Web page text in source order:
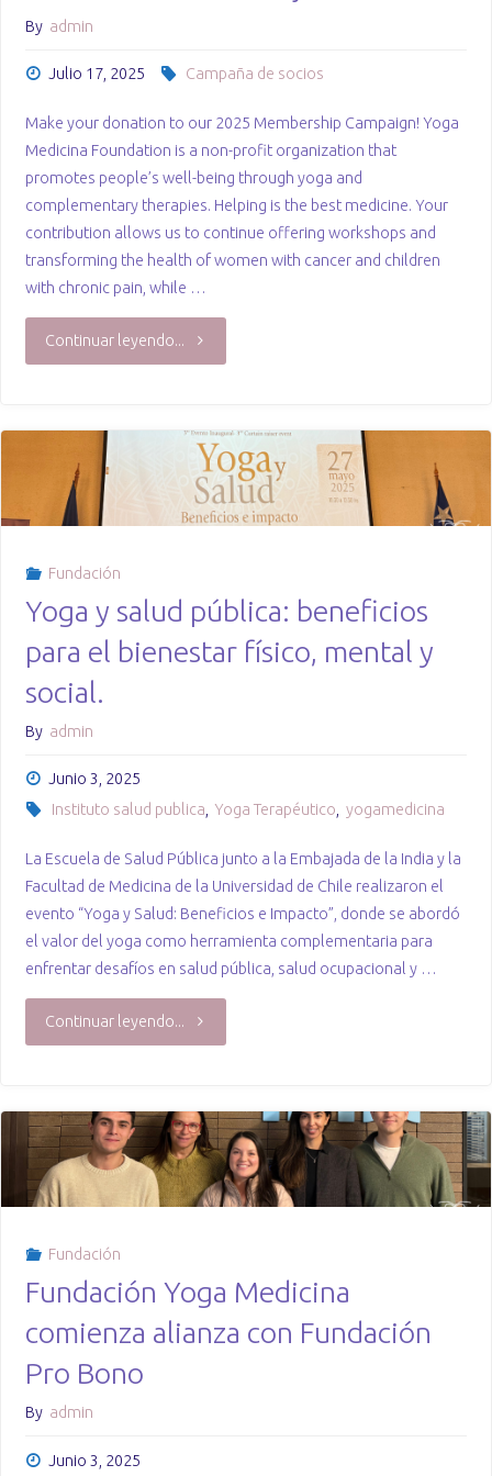
By admin
Julio 17, 2025 Campaña de socios
Make your donation to our 2025 Membership Campaign! Yoga
Medicina Foundation is a non-profit organization that
promotes people’s well-being through yoga and
complementary therapies. Helping is the best medicine. Your
contribution allows us to continue offering workshops and
transforming the health of women with cancer and children
with chronic pain, while …
Continuar leyendo... "Dona
el
extranjero"
Fundación
Yoga y salud pública: beneficios
para el bienestar físico, mental y
social.
By admin
Junio 3, 2025
Instituto salud publica, Yoga Terapéutico, yogamedicina
La Escuela de Salud Pública junto a la Embajada de la India y la
Facultad de Medicina de la Universidad de Chile realizaron el
evento “Yoga y Salud: Beneficios e Impacto”, donde se abordó
el valor del yoga como herramienta complementaria para
enfrentar desafíos en salud pública, salud ocupacional y …
Continuar leyendo..."Yoga
salud
pública:
beneficios
el
Fundación
Fundación Yoga Medicina
comienza alianza con Fundación
Pro Bono
By admin
Junio 3, 2025